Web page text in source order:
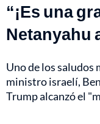
“¡Es una
Netanyahu
Uno de los saludos
ministro israelí,
Trump alcanzó el